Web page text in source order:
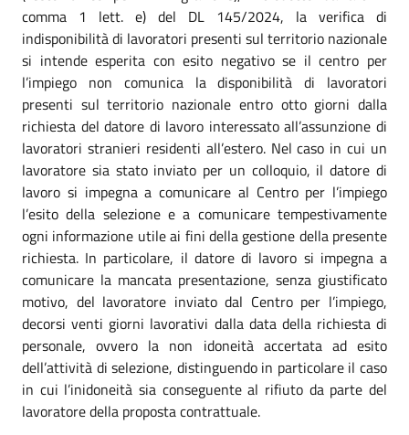
comma 1 lett. e) del DL 145/2024, la verifica di
indisponibilità di lavoratori presenti sul territorio nazionale
si intende esperita con esito negativo se il centro per
l’impiego non comunica la disponibilità di lavoratori
presenti sul territorio nazionale entro otto giorni dalla
richiesta del datore di lavoro interessato all’assunzione di
lavoratori stranieri residenti all’estero. Nel caso in cui un
lavoratore sia stato inviato per un colloquio, il datore di
lavoro si impegna a comunicare al Centro per l’impiego
l’esito della selezione e a comunicare tempestivamente
ogni informazione utile ai fini della gestione della presente
richiesta. In particolare, il datore di lavoro si impegna a
comunicare la mancata presentazione, senza giustificato
motivo, del lavoratore inviato dal Centro per l’impiego,
decorsi venti giorni lavorativi dalla data della richiesta di
personale, ovvero la non idoneità accertata ad esito
dell’attività di selezione, distinguendo in particolare il caso
in cui l’inidoneità sia conseguente al rifiuto da parte del
lavoratore della proposta contrattuale.